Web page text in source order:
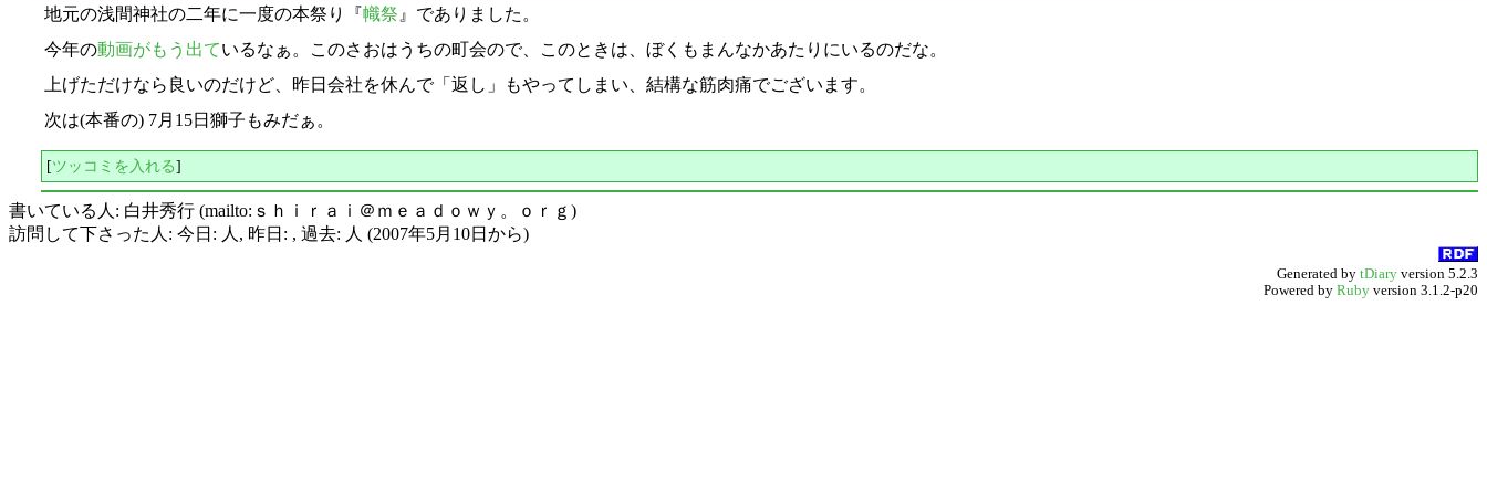
地元の浅間神社の二年に一度の本祭り『幟祭 』でありました。
今年の動画がもう出ているなぁ。このさおはうちの町会ので、このときは、ぼくもまんなかあたりにいるのだな。
上げただけなら良いのだけど、昨日会社を休んで「返し」もやってしまい、結構な筋肉痛でございます。
次は(本番の) 7月15日獅子もみだぁ。
[ツッコミを入れる]
書いている人: 白井秀行 (mailto:ｓｈｉｒａｉ＠ｍｅａｄｏｗｙ。ｏｒｇ)
訪問して下さった人: 今日: 人, 昨日: , 過去: 人 (2007年5月10日から)
Generated by tDiary version 5.2.3
Powered by Ruby version 3.1.2-p20